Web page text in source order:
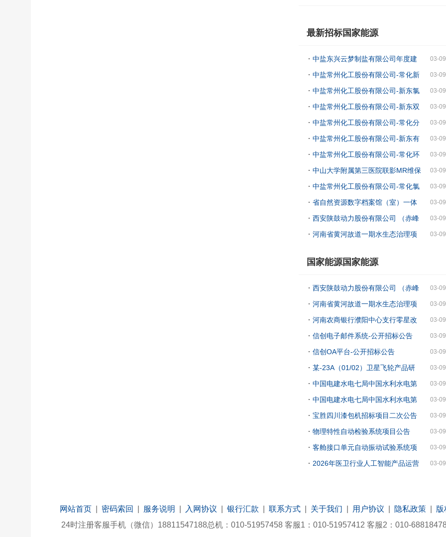
最新招标国家能源
03-09
中盐东兴云梦制盐有限公司年度建
筑物防水维修项目-采购公告
03-09
中盐常州化工股份有限公司-常化新
东精细厂双氧水厂硫酸亚铁 聚合氯化铝 葡
萄糖26年3月-采购公告
03-09
中盐常州化工股份有限公司-新东氯
碱厂气动调节阀（合资）26年2月-采购公告
03-09
中盐常州化工股份有限公司-新东双
氧水厂重芳烃26年2月-采购公告
03-09
中盐常州化工股份有限公司-常化分
析中心进口分析耗材26年3月-采购公告03-09
中盐常州化工股份有限公司-新东有
机厂水分仪26年1月-采购公告
03-09
中盐常州化工股份有限公司-常化环
质部进口分析耗材（赛默飞）26年3月-采购
公告
03-09
中山大学附属第三医院联影MR维保
采购需求论证公告（延长公告）
03-09
中盐常州化工股份有限公司-常化氯
碱厂螯合树脂塔和树脂捕集器采购-招标公
告
03-09
省自然资源数字档案馆（室）一体
化平台升级改造及运营服务（2026年）项
目[GZSW26109FG1070]招标公告
03-09
西安陕鼓动力股份有限公司 （赤峰
气体）QFQT-NDJH-CF-2024化产 和空分
03-09
河南省黄河故道一期水生态治理项
国家能源国家能源
03-09
西安陕鼓动力股份有限公司 （赤峰
气体）QFQT-NDJH-CF-2024化产 和空分
装置维修服务-招标公告
03-09
河南省黄河故道一期水生态治理项
目环境保护竣工验收项目招标公告
03-09
河南农商银行濮阳中心支行零星改
造项目招标公告
03-09
信创电子邮件系统-公开招标公告
03-09
信创OA平台-公开招标公告
03-09
某-23A（01/02）卫星飞轮产品研
制-公开招标公告
03-09
中国电建水电七局中国水利水电第
七工程局有限公司重庆轨道交通27号线站后
11标项目经理部大坪西主变电所外接线路大
里程端及电力廊道土建及安装工程机械设备
租赁（成套）采购项目公开询比采购公告
03-09
中国电建水电七局中国水利水电第
七工程局有限公司重庆轨道交通27号线站后
11标项目经理部大坪西主变电所外接线路大
里程端及电力廊道土建及安装工程机械设备
租赁（成套）采购项目公开询比采购公告
03-09
宝胜四川漆包机招标项目二次公告
03-09
物理特性自动检验系统项目公告
03-09
客舱接口单元自动振动试验系统项
目公告
03-09
2026年医卫行业人工智能产品运营
网站首页| 密码索回 服务说明 入网协议 银行汇款 联系方式| 关于我们 用户协议 隐私政策| 版
017752号-8|11010702002406号
24时注册客服手机（微信）18811547188总机：010-51957458 客服1：010-51957412 客服2：010-